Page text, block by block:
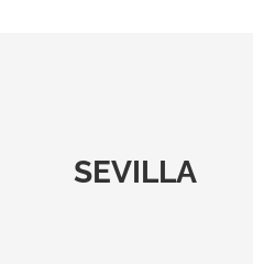
SEVILLA